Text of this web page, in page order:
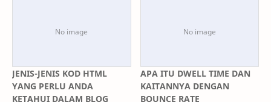
JENIS-JENIS KOD HTML
YANG PERLU ANDA
KETAHUI DALAM BLOG
APA ITU DWELL TIME DAN
KAITANNYA DENGAN
BOUNCE RATE